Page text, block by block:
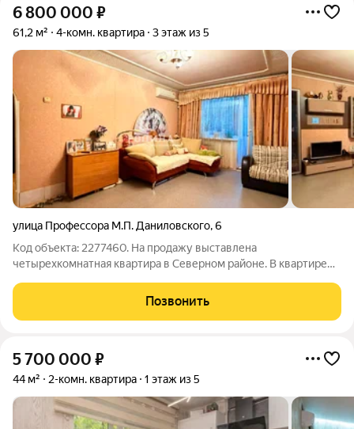
6 800 000 ₽
61,2 м² 4-комн. квартира 3 этаж из 5
улица Профессора М.П. Даниловского,6
Код объекта: 2277460. На продажу выставлена
четырехкомнатная квартира в Северном районе. В квартире
техника. Рядом есть все необходимое для комфортного
проживания: продуктовые магазины,
Позвонить
5 700 000 ₽
44 м² 2-комн. квартира 1 этаж из 5